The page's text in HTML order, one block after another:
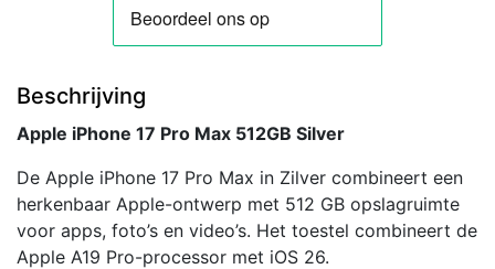
Beschrijving
Apple iPhone 17 Pro Max 512GB Silver
De Apple iPhone 17 Pro Max in Zilver combineert een
herkenbaar Apple-ontwerp met 512 GB opslagruimte
voor apps, foto’s en video’s. Het toestel combineert de
Apple A19 Pro-processor met iOS 26.